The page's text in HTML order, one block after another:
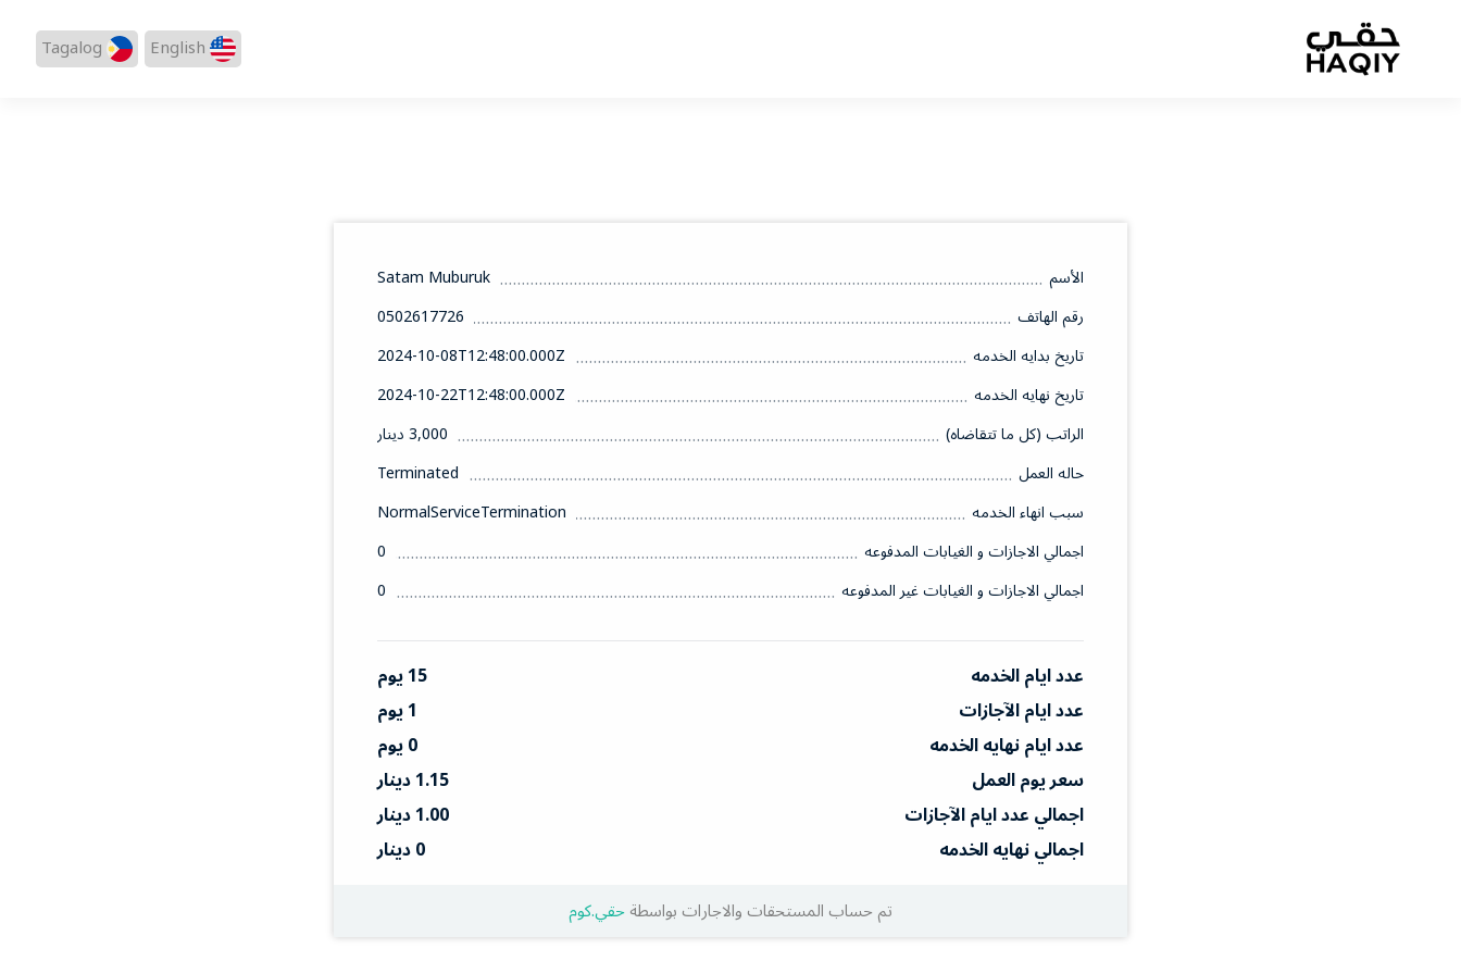
English
Tagalog
الأسم
Satam Muburuk
رقم الهاتف
0502617726
تاريخ بدايه الخدمه
2024-10-08T12:48:00.000Z
تاريخ نهايه الخدمه
2024-10-22T12:48:00.000Z
الراتب (كل ما تتقاضاه)
3,000 دينار
حاله العمل
Terminated
سبب انهاء الخدمه
NormalServiceTermination
اجمالي الاجازات و الغيابات المدفوعه
0
اجمالي الاجازات و الغيابات غير المدفوعه
0
عدد ايام الخدمه
15 يوم
عدد ايام الآجازات
1 يوم
عدد ايام نهايه الخدمه
0 يوم
سعر يوم العمل
1.15 دينار
اجمالي عدد ايام الآجازات
1.00 دينار
اجمالي نهايه الخدمه
0 دينار
تم حساب المستحقات والاجارات بواسطةحقي.كوم